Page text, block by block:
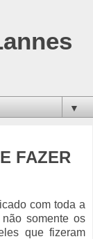
▼
FAZER
com toda a
somente os
que fizeram